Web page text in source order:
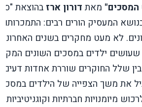
המסכים" מאת דורון ארז בהוצאת
המעסיק הורים רבים:
לא מעט מחקרים בשנים
ילדים במסכים השונים
שלל החוקרים שוררת אחדות דעים
את משך הצפייה של הילדים
מיומנויות חברתיות וקוגניטיביות